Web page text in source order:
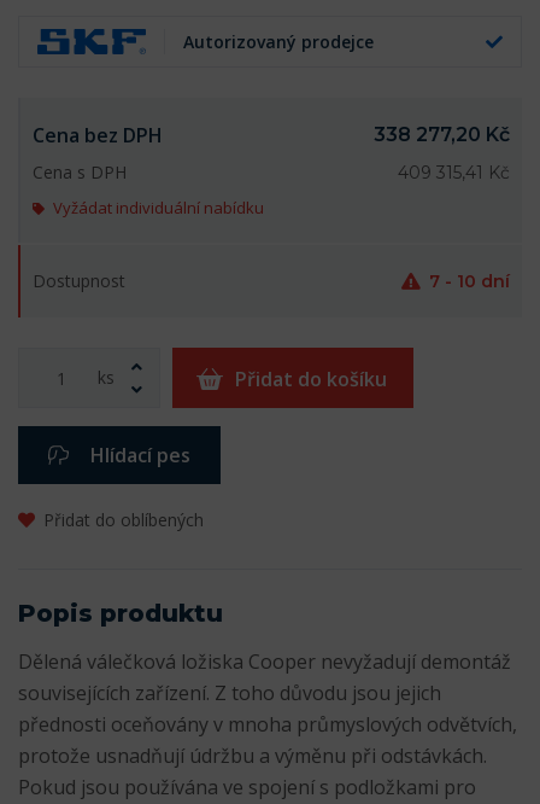
Autorizovaný prodejce
Cena bez DPH
338 277,20 Kč
Cena s DPH
409 315,41 Kč
Vyžádat individuální nabídku
Dostupnost 7 - 10 dní
ks Přidat do košíku
Hlídací pes
Přidat do oblíbených
Popis produktu
Dělená válečková ložiska Cooper nevyžadují demontáž
souvisejících zařízení. Z toho důvodu jsou jejich
přednosti oceňovány v mnoha průmyslových odvětvích,
protože usnadňují údržbu a výměnu při odstávkách.
Pokud jsou používána ve spojení s podložkami pro